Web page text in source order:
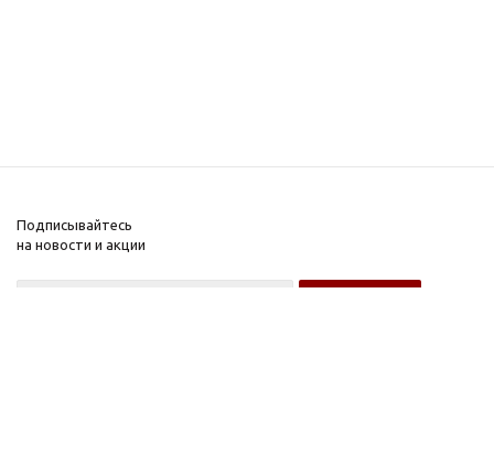
Подписывайтесь
на новости и акции